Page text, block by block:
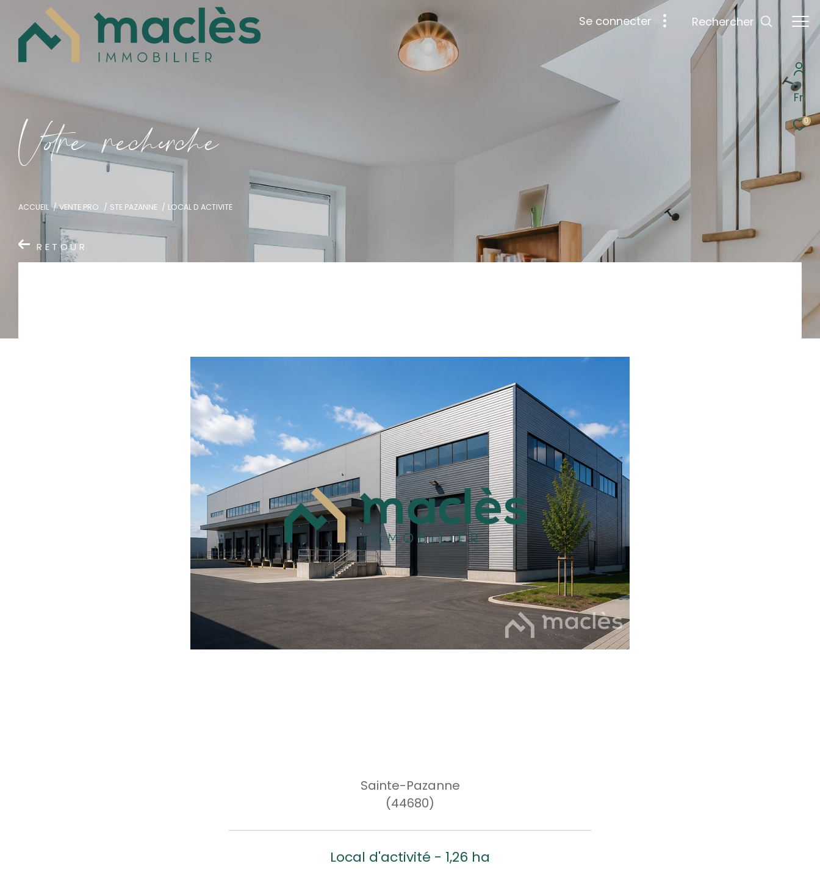
Fr
0
se connecter Rechercher
Vore recece
ACCUEIL VENTE PRO STE PAZANNE LOCAL D ACTIVITE
RETOUR
Sainte-Pazanne
(44680)
Local d'activité - 1,26 ha